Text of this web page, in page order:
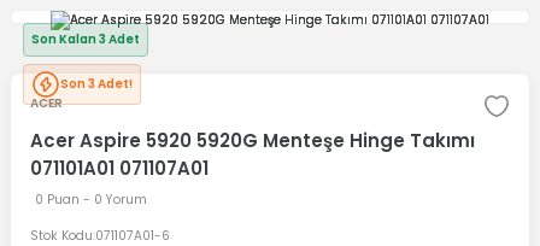
Son Kalan 3 Adet
Son 3 Adet!
ACER
Acer Aspire 5920 5920G Menteşe Hinge Takımı
071101A01 071107A01
0 Puan - 0 Yorum
Stok Kodu 071107A01-6